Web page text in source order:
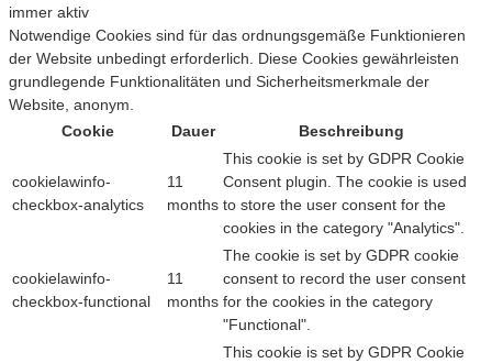
immer aktiv
Notwendige Cookies sind für das ordnungsgemäße Funktionieren
der Website unbedingt erforderlich. Diese Cookies gewährleisten
grundlegende Funktionalitäten und Sicherheitsmerkmale der
Website, anonym.
Cookie
Dauer Beschreibung
cookielawinfo-
checkbox-analytics
11
months
This cookie is set by GDPR Cookie
Consent plugin. The cookie is used
to store the user consent for the
cookies in the category "Analytics".
cookielawinfo-
checkbox-functional
11
months
The cookie is set by GDPR cookie
consent to record the user consent
for the cookies in the category
"Functional".
This cookie is set by GDPR Cookie